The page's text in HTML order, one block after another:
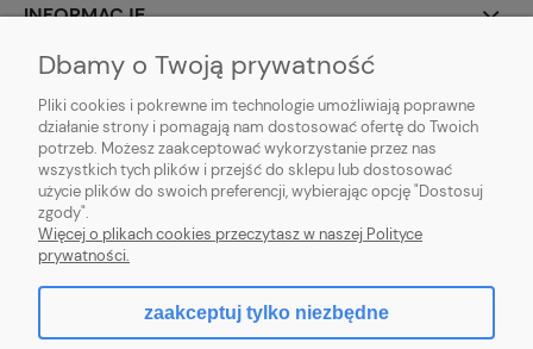
INFORMACJE
O NAS
ZLARO| ul. Fiołkowa 9, 31-457 Kraków, woj. małopolskie | E-mail:
zlaro.krakow@gmail.com
120911970
Dbamy o Twoją prywatność
Pliki cookies i pokrewne im technologie umożliwiają poprawne
działanie strony i pomagają nam dostosować ofertę do Twoich
potrzeb. Możesz zaakceptować wykorzystanie przez nas
wszystkich tych plików i przejść do sklepu lub dostosować
użycie plików do swoich preferencji, wybierając opcję "Dostosuj
zgody".
Więcej o plikach cookies przeczytasz w naszej Polityce
prywatności.
zaakceptuj tylko niezbędne